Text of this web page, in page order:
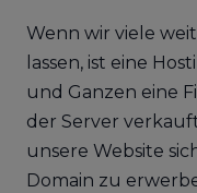
Wenn wir viele
lassen, ist eine
und Ganzen eine
der Server
unsere Website
Domain zu